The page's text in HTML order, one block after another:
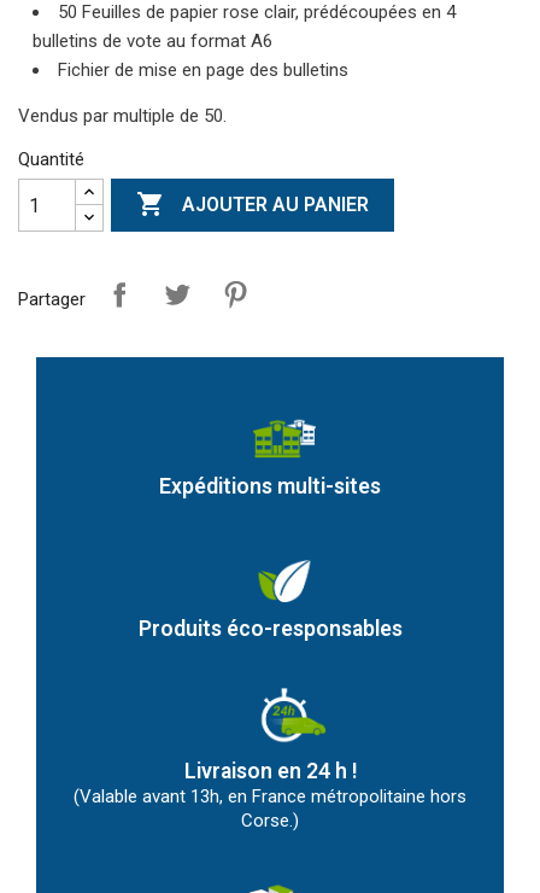
50 Feuilles de papier rose clair, prédécoupées en 4
bulletins de vote au format A6
Fichier de mise en page des bulletins
Vendus par multiple de 50.
Quantité
 AJOUTER AU PANIER
Partager
Expéditions multi-sites
Produits éco-responsables
Livraison en 24 h !
(Valable avant 13h, en France métropolitaine hors
Corse.)